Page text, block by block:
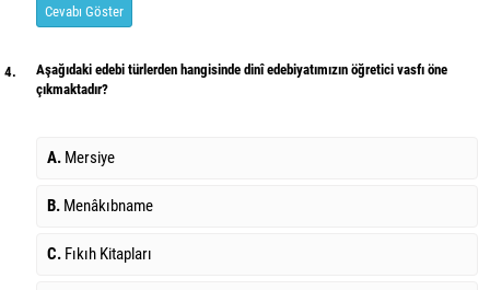
Cevabı Göster
4.
Aşağıdaki edebi türlerden hangisinde dinî edebiyatımızın öğretici vasfı öne
çıkmaktadır?
A. Mersiye
B. Menâkıbname
C. Fıkıh Kitapları